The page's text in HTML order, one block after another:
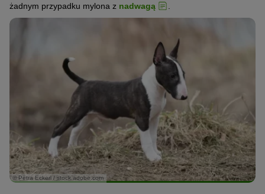
żadnym przypadku mylona z nadwagą .
© Petra Eckerl / stock.adobe.com